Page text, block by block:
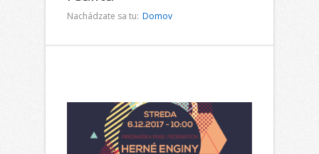
Nachádzate sa tu: Domov